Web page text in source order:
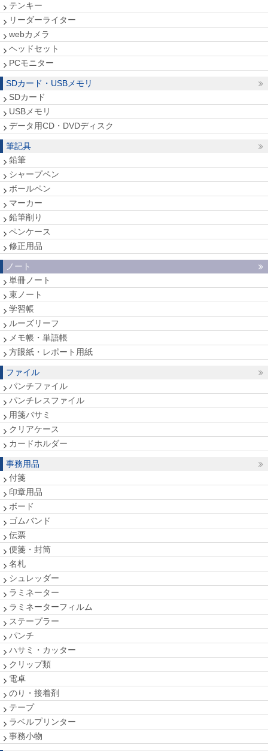
テンキー
リーダーライター
webカメラ
ヘッドセット
PCモニター
SDカード・USBメモリ
SDカード
USBメモリ
データ用CD・DVDディスク
筆記具
鉛筆
シャープペン
ボールペン
マーカー
鉛筆削り
ペンケース
修正用品
ノート
単冊ノート
束ノート
学習帳
ルーズリーフ
メモ帳・単語帳
方眼紙・レポート用紙
ファイル
パンチファイル
パンチレスファイル
用箋バサミ
クリアケース
カードホルダー
事務用品
付箋
印章用品
ボード
ゴムバンド
伝票
便箋・封筒
名札
シュレッダー
ラミネーター
ラミネーターフィルム
ステープラー
パンチ
ハサミ・カッター
クリップ類
電卓
のり・接着剤
テープ
ラベルプリンター
事務小物